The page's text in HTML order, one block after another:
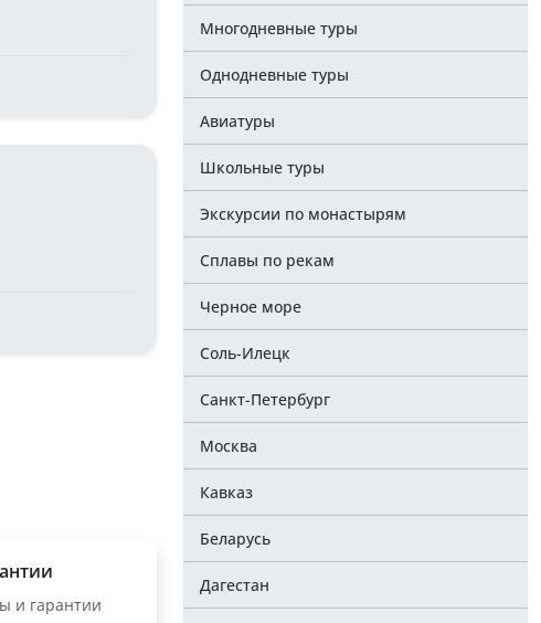
и гарантии
Многодневные туры
Однодневные туры
Авиатуры
Школьные туры
Экскурсии по монастырям
Сплавы по рекам
Черное море
Соль-Илецк
Санкт-Петербург
Москва
Кавказ
Беларусь
Дагестан